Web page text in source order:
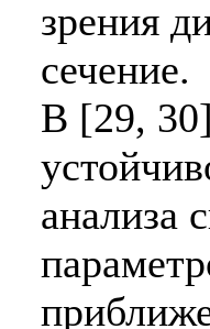
зрения
сечение.
В [29,
анализа